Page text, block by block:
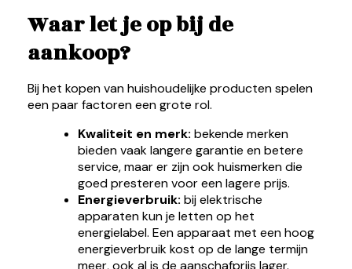
Waar let je op bij de
aankoop?
Bij het kopen van huishoudelijke producten spelen
een paar factoren een grote rol.
Kwaliteit en merk: bekende merken
bieden vaak langere garantie en betere
service, maar er zijn ook huismerken die
goed presteren voor een lagere prijs.
Energieverbruik: bij elektrische
apparaten kun je letten op het
energielabel. Een apparaat met een hoog
energieverbruik kost op de lange termijn
meer, ook al is de aanschafprijs lager.